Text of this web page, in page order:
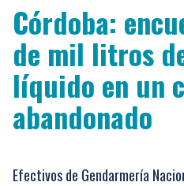
Córdoba:
de mil litros
líquido en un
abandonado
Efectivos de Gendarmería